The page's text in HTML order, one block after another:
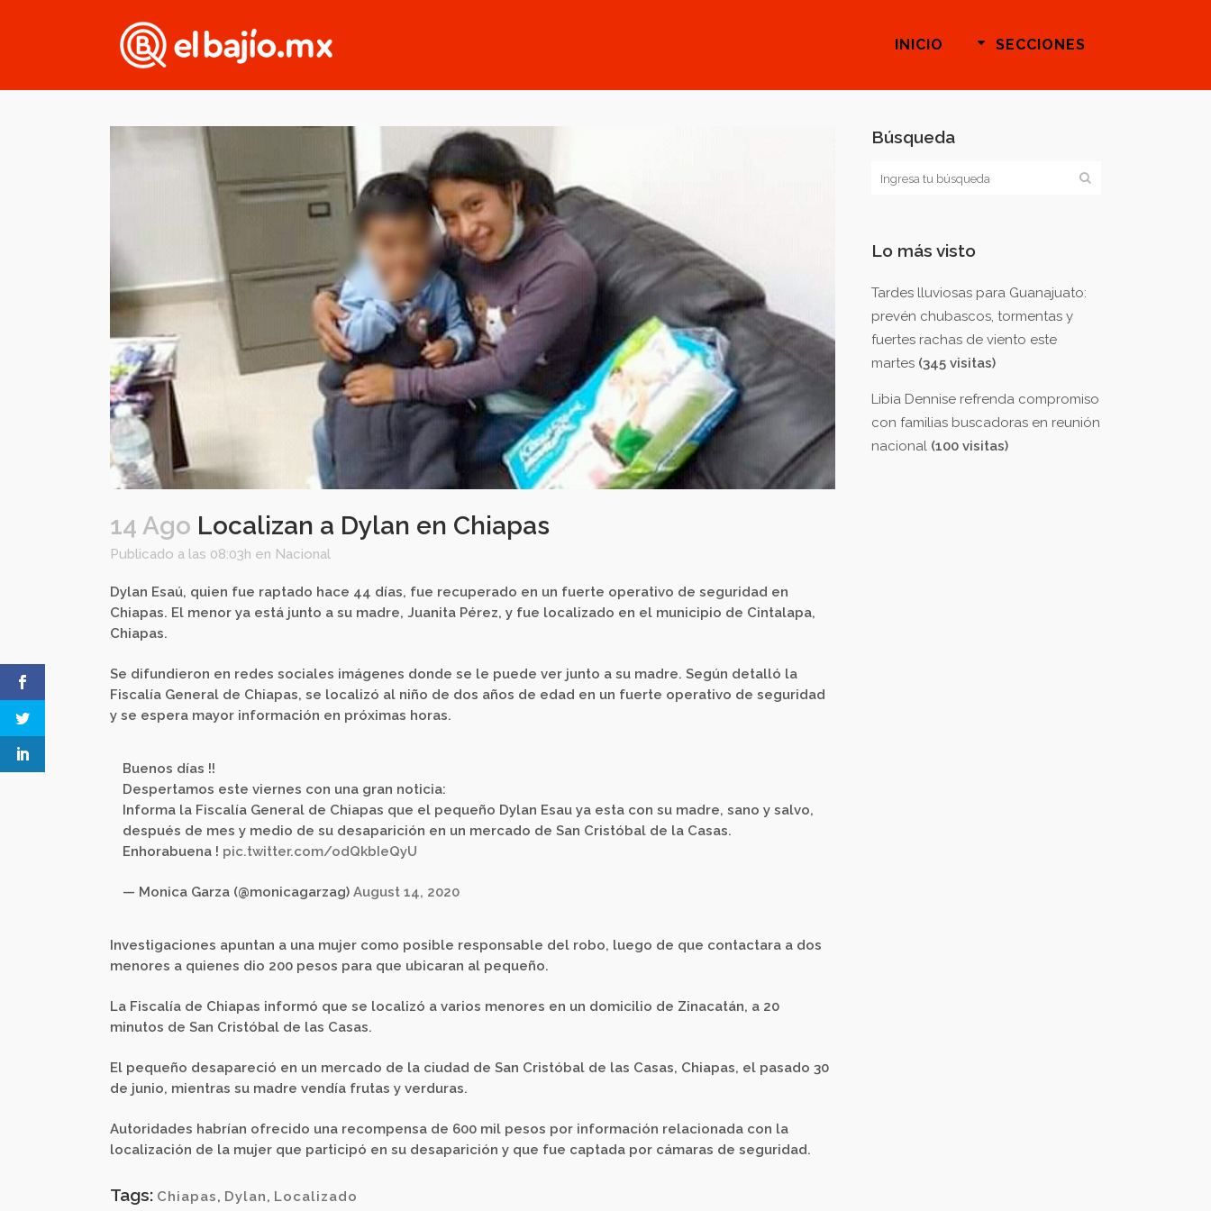
INICIO SECCIONES
14 Ago Localizan a Dylan en Chiapas
Publicado a las 08:03h en Nacional
Dylan Esaú, quien fue raptado hace 44 días, fue recuperado en un fuerte operativo de seguridad en
Chiapas. El menor ya está junto a su madre, Juanita Pérez, y fue localizado en el municipio de Cintalapa,
Chiapas.
Se difundieron en redes sociales imágenes donde se le puede ver junto a su madre. Según detalló la
Fiscalía General de Chiapas, se localizó al niño de dos años de edad en un fuerte operativo de seguridad
y se espera mayor información en próximas horas.
Buenos días !!
Despertamos este viernes con una gran noticia:
Informa la Fiscalía General de Chiapas que el pequeño Dylan Esau ya esta con su madre, sano y salvo,
después de mes y medio de su desaparición en un mercado de San Cristóbal de la Casas.
Enhorabuena ! pic.twitter.com/odQkbIeQyU
— Monica Garza (@monicagarzag) August 14, 2020
Investigaciones apuntan a una mujer como posible responsable del robo, luego de que contactara a dos
menores a quienes dio 200 pesos para que ubicaran al pequeño.
La Fiscalía de Chiapas informó que se localizó a varios menores en un domicilio de Zinacatán, a 20
minutos de San Cristóbal de las Casas.
El pequeño desapareció en un mercado de la ciudad de San Cristóbal de las Casas, Chiapas, el pasado 30
de junio, mientras su madre vendía frutas y verduras.
Autoridades habrían ofrecido una recompensa de 600 mil pesos por información relacionada con la
localización de la mujer que participó en su desaparición y que fue captada por cámaras de seguridad.
Tags: Chiapas, Dylan, Localizado
Búsqueda
Lo más visto
Tardes lluviosas para Guanajuato:
prevén chubascos, tormentas y
fuertes rachas de viento este
martes (345 visitas)
Libia Dennise refrenda compromiso
con familias buscadoras en reunión
nacional (100 visitas)